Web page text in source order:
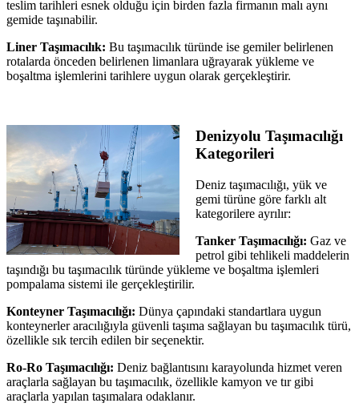
teslim tarihleri esnek olduğu için birden fazla firmanın malı aynı
gemide taşınabilir.
Liner Taşımacılık: Bu taşımacılık türünde ise gemiler belirlenen
rotalarda önceden belirlenen limanlara uğrayarak yükleme ve
boşaltma işlemlerini tarihlere uygun olarak gerçekleştirir.
Denizyolu Taşımacılığı
Kategorileri
Deniz taşımacılığı, yük ve
gemi türüne göre farklı alt
kategorilere ayrılır:
Tanker Taşımacılığı: Gaz ve
petrol gibi tehlikeli maddelerin
taşındığı bu taşımacılık türünde yükleme ve boşaltma işlemleri
pompalama sistemi ile gerçekleştirilir.
Konteyner Taşımacılığı: Dünya çapındaki standartlara uygun
konteynerler aracılığıyla güvenli taşıma sağlayan bu taşımacılık türü,
özellikle sık tercih edilen bir seçenektir.
Ro-Ro Taşımacılığı: Deniz bağlantısını karayolunda hizmet veren
araçlarla sağlayan bu taşımacılık, özellikle kamyon ve tır gibi
araçlarla yapılan taşımalara odaklanır.